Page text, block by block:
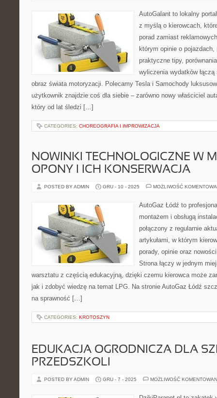
AutoGalant to lokalny
z myślą o kierowcach,
porad zamiast
którym opinie o
praktyczne tipy,
wyliczenia wydatków
obraz świata motoryzacji. Polecamy Tesla i Samochody
użytkownik znajdzie coś dla siebie – zarówno nowy właściciel
który od lat śledzi […]
CATEGORIES: CHOREOGRAFIA I IMPROWIZACJA
NOWINKI TECHNOLOGICZNE W
OPONY I ICH KONSERWACJA
POSTED BY ADMIN GRU - 10 - 2025 MOŻLIWOŚĆ
AutoGaz Łódź to
montażem i obsługą
połączony z regularnie
artykułami, w którym
porady, opinie oraz
Strona łączy w jednym
warsztatu z częścią edukacyjną, dzięki czemu kierowca może
jak i zdobyć wiedzę na temat LPG. Na stronie AutoGaz Łódź
na sprawność […]
CATEGORIES: KROTOSZYN
EDUKACJA OGRODNICZA DLA
PRZEDSZKOLI
POSTED BY ADMIN GRU - 7 - 2025 MOŻLIWOŚĆ